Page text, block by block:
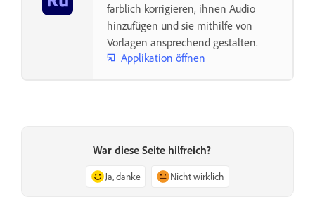
farblich korrigieren, ihnen Audio
hinzufügen und sie mithilfe von
Vorlagen ansprechend gestalten.
Applikation öffnen
War diese Seite hilfreich?
Ja, danke Nicht wirklich